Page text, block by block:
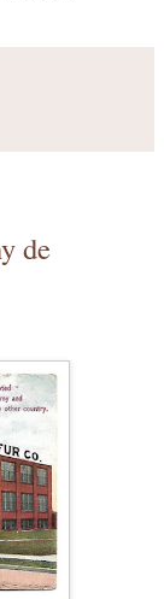
de